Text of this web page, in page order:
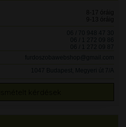
8-17 óráig
9-13 óráig
06 / 70 948 47 30
06 / 1 272 09 86
06 / 1 272 09 87
furdoszobawebshop@gmail.com
1047 Budapest, Megyeri út 7/A